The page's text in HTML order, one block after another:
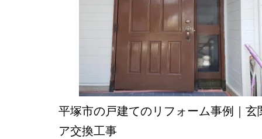
平塚市の戸建てのリフォーム事例｜玄
ア交換工事